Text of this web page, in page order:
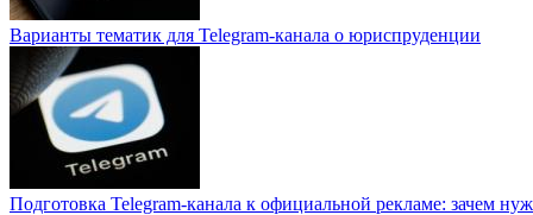
Варианты тематик для Telegram-канала о юриспруденции
Подготовка Telegram-канала к официальной рекламе: зачем